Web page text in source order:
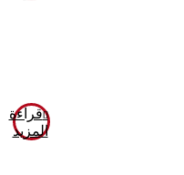
قراءة
المزيد